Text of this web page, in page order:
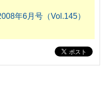
年6月号（Vol.145）